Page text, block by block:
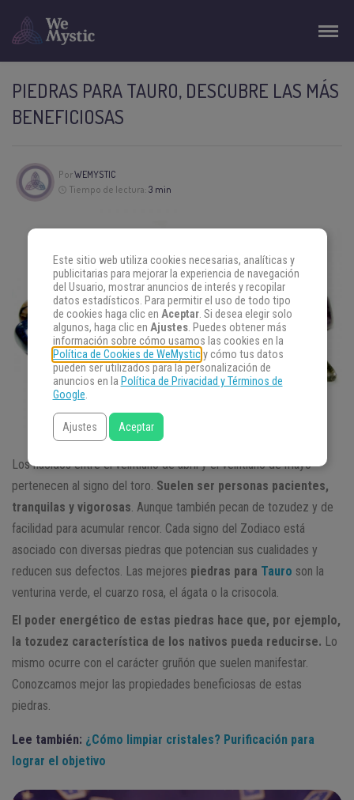
PIEDRAS PARA TAURO, DESCUBRE LAS MÁS
BENEFICIOSAS
PorWEMYSTIC
Tiempo de lectura: 3 min
Los nacidos entre el veintiuno de abril y el veintiuno de mayo
pertenecen al signo del toro. Suelen ser personas pacientes,
tranquilas y vigorosas . Aunque también pecan de tozudez y de
facilidad para acumular rencor. Cada signo del Zodiaco está
asociado con diversas piedras que potencian sus cualidades y
reducen sus defectos. Las mejores piedras para Tauro son la
venturina verde, el cuarzo rosa, el ágata o la crisocola.
El poder energético de estas piedras hace que, por ejemplo,
la tozudez característica de los nativos pueda reducirse. Lo
mismo ocurre con el carácter gruñón que suelen manifestar.
Conozcamos mejor las propiedades beneficiosas de estas
piedras.
Lee también: ¿Cómo limpiar cristales? Purificación para
lograr el objetivo
Este sitio web utiliza cookies necesarias, analíticas y
publicitarias para mejorar la experiencia de navegación
del Usuario, mostrar anuncios de interés y recopilar
datos estadísticos. Para permitir el uso de todo tipo
de cookies haga clic en Aceptar. Si desea elegir solo
algunos, haga clic en Ajustes. Puedes obtener más
información sobre cómo usamos las cookies en la
Política de Cookies de WeMysticy cómo tus datos
pueden ser utilizados para la personalización de
anuncios en la Política de Privacidad y Términos de
Google.
Ajustes Aceptar